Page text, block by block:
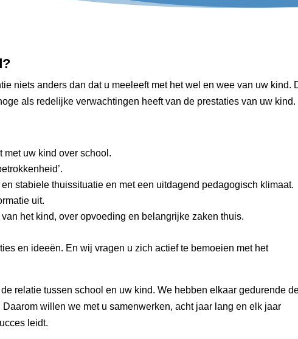
niets anders dan dat u meeleeft met het wel en wee van uw kind.
als redelijke verwachtingen heeft van de prestaties van uw kind.
met uw kind over school.
stabiele thuissituatie en met een uitdagend pedagogisch klimaat.
uit.
het kind, over opvoeding en belangrijke zaken thuis.
en ideeën. En wij vragen u zich actief te bemoeien met het
relatie tussen school en uw kind. We hebben elkaar gedurende
willen we met u samenwerken, acht jaar lang en elk jaar
leidt.